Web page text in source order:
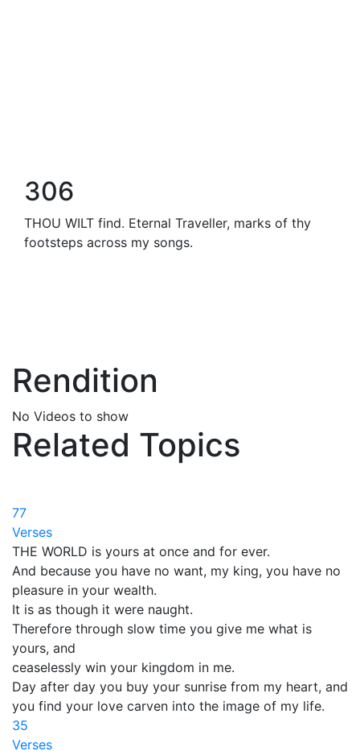
306
THOU WILT find. Eternal Traveller, marks of thy
footsteps across my songs.
Rendition
No Videos to show
Related Topics
77
Verses
THE WORLD is yours at once and for ever.
And because you have no want, my king, you have no
pleasure in your wealth.
It is as though it were naught.
Therefore through slow time you give me what is
yours, and
ceaselessly win your kingdom in me.
Day after day you buy your sunrise from my heart, and
you find your love carven into the image of my life.
35
Verses